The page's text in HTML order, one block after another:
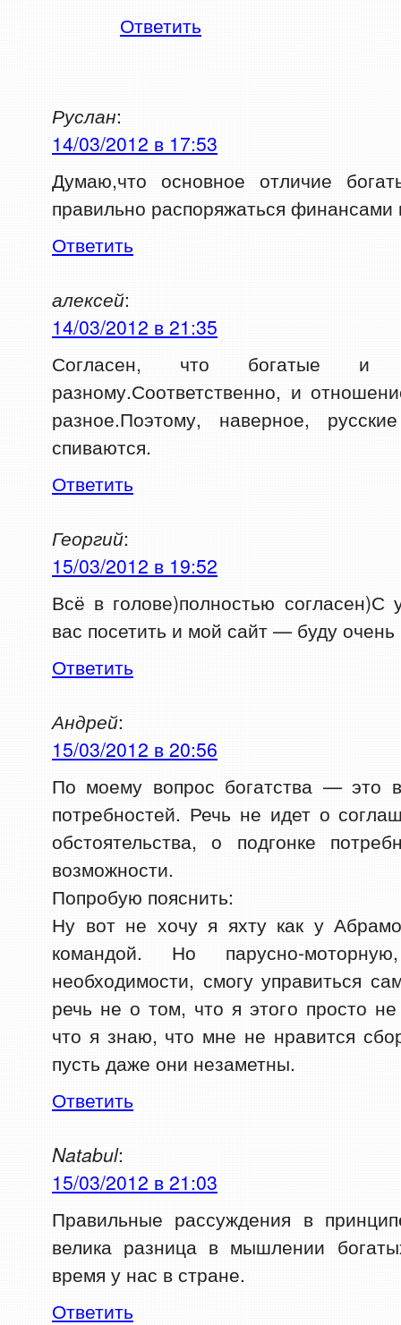
Ответить
Руслан:
14/03/2012 в 17:53
Думаю,что основное отличие
правильно распоряжаться
Ответить
алексей:
14/03/2012 в 21:35
Согласен, что богатые и
разному.Соответственно, и
разное.Поэтому, наверное,
спиваются.
Ответить
Георгий:
15/03/2012 в 19:52
Всё в голове)полностью согласен)С
вас посетить и мой сайт — буду
Ответить
Андрей:
15/03/2012 в 20:56
По моему вопрос богатства — это
потребностей. Речь не идет о
обстоятельства, о подгонке
возможности.
Попробую пояснить:
Ну вот не хочу я яхту как у
командой. Но парусно-
необходимости, смогу управиться
речь не о том, что я этого просто
что я знаю, что мне не нравится
пусть даже они незаметны.
Ответить
Natabul:
15/03/2012 в 21:03
Правильные рассуждения в
велика разница в мышлении
время у нас в стране.
Ответить